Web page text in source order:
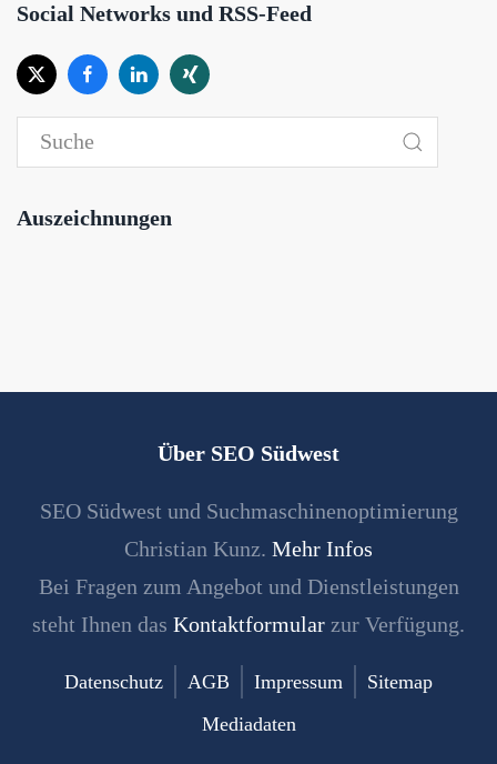
Social Networks und RSS-Feed
Auszeichnungen
Über SEO Südwest
SEO Südwest und Suchmaschinenoptimierung
Christian Kunz. Mehr Infos
Bei Fragen zum Angebot und Dienstleistungen
steht Ihnen das Kontaktformular zur Verfügung.
Datenschutz AGB Impressum
Sitemap
Mediadaten